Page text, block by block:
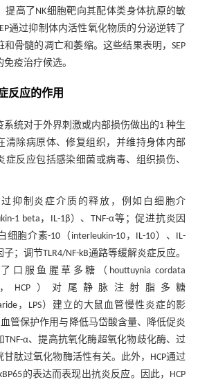
提高了NK细胞靶向其配体类身体抗原的敏
通过抑制体内活性氧化物质的分泌逆转了
和骨髓的凋亡和萎缩。这些结果表明，SEP
疫治疗候选。
反应的作用
系统对于外界刺激或内部损伤做出的1 种生
清除病原体、修复组织，并维持身体内部
症反应包括感染细菌或病毒、组织损伤、
抑制炎症介质的释放，例如白细胞介
1 beta，IL-1β）、TNF-α等；促进抗炎因
细胞介素-10（interleukin-10，IL-10）、IL-
；调节TLR4/NF-kB通路等缓解炎症反应。
口服鱼腥草多糖（houttuynia cordata
，HCP）对尾静脉注射脂多糖
，LPS）建立的大鼠血管慢性炎症的影
血管保护作用与降低马岱酸含量、降低促炎
TNF-α、提高抗氧化酶超氧化物歧化酶、过
肽过氧化物酶活性有关。此外，HCP通过
的表达而表现出抗炎反应。因此，HCP